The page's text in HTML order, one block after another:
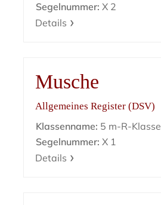
Segelnummer: X 2
Details
Musche
Allgemeines Register (DSV)
Klassenname: 5 m-R-Klasse
Segelnummer: X 1
Details